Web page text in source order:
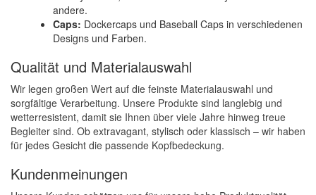
andere.
Caps: Dockercaps und Baseball Caps in verschiedenen
Designs und Farben.
Qualität und Materialauswahl
Wir legen großen Wert auf die feinste Materialauswahl und
sorgfältige Verarbeitung. Unsere Produkte sind langlebig und
wetterresistent, damit sie Ihnen über viele Jahre hinweg treue
Begleiter sind. Ob extravagant, stylisch oder klassisch – wir haben
für jedes Gesicht die passende Kopfbedeckung.
Kundenmeinungen